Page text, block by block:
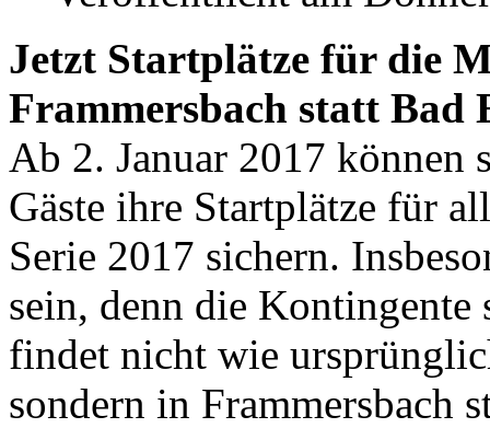
Jetzt Startplätze für die
Frammersbach statt Bad
Ab 2. Januar 2017 können
Gäste ihre Startplätze für
Serie 2017 sichern.
sein, denn die Kontingente
findet nicht wie
sondern in Frammersbach